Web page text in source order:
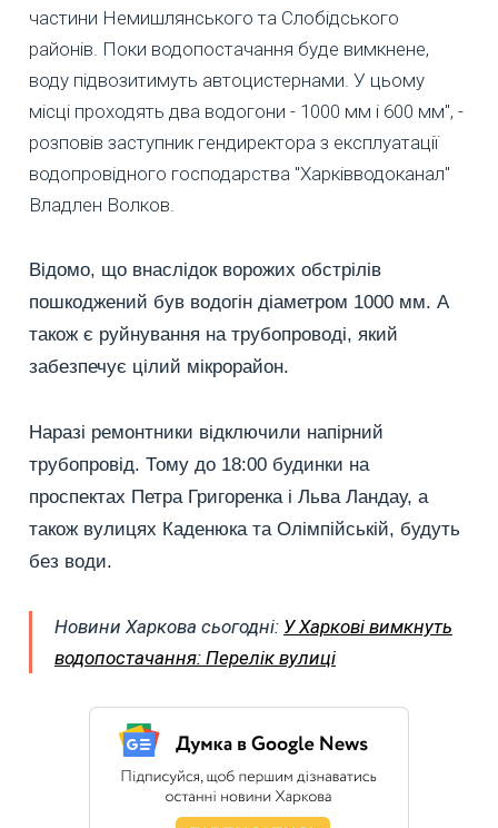
частини Немишлянського та Слобідського
районів. Поки водопостачання буде вимкнене,
воду підвозитимуть автоцистернами. У цьому
місці проходять два водогони - 1000 мм і 600 мм", -
розповів заступник гендиректора з експлуатації
водопровідного господарства "Харківводоканал"
Владлен Волков.
Відомо, що внаслідок ворожих обстрілів
пошкоджений був водогін діаметром 1000 мм. А
також є руйнування на трубопроводі, який
забезпечує цілий мікрорайон.
Наразі ремонтники відключили напірний
трубопровід. Тому до 18:00 будинки на
проспектах Петра Григоренка і Льва Ландау, а
також вулицях Каденюка та Олімпійській, будуть
без води.
Новини Харкова сьогодні: У Харкові вимкнуть
водопостачання: Перелік вулиці